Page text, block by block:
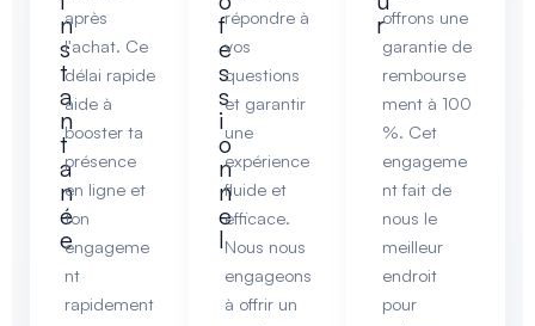
n
s
t
a
n
t
a
n
é
e
après
l'achat. Ce
délai rapide
aide à
booster ta
présence
en ligne et
ton
engageme
nt
rapidement
f
e
s
s
i
o
n
n
e
l
répondre à
vos
questions
et garantir
une
expérience
fluide et
efficace.
Nous nous
engageons
à offrir un
roffrons une
garantie de
rembourse
ment à 100
%. Cet
engageme
nt fait de
nous le
meilleur
endroit
pour